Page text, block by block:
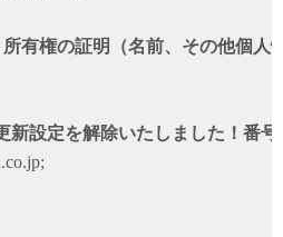
有権の証明（名前、その他個人
新設定を解除いたしました！番号